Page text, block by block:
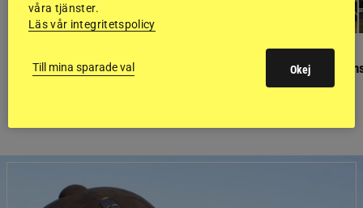
Finaldag med jubileumsutställning
GÄSTBLOGGEN
Så gick det på
våra tjänster.
Läs vår integritetspolicy
Till mina sparade val Okej